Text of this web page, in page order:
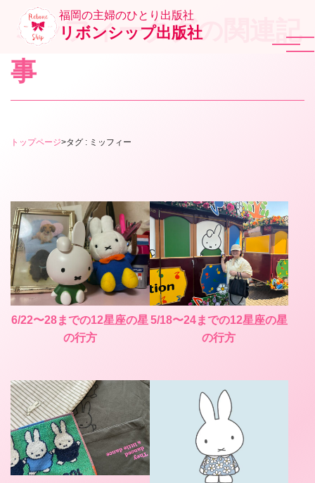
福岡の主婦のひとり出版社
リボンシップ出版社
ミッフィータグの関連記
事
トップページ>タグ : ミッフィー
6/22〜28までの12星座の星
の行方
5/18〜24までの12星座の星
の行方